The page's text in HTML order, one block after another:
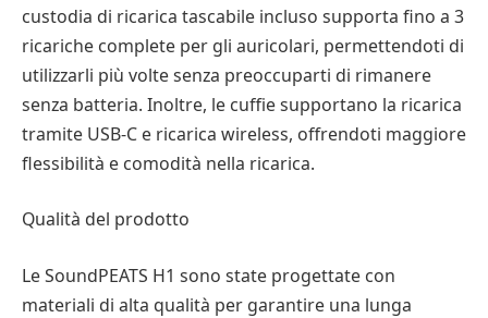
custodia di ricarica tascabile incluso supporta fino a 3
ricariche complete per gli auricolari, permettendoti di
utilizzarli più volte senza preoccuparti di rimanere
senza batteria. Inoltre, le cuffie supportano la ricarica
tramite USB-C e ricarica wireless, offrendoti maggiore
flessibilità e comodità nella ricarica.
Qualità del prodotto
Le SoundPEATS H1 sono state progettate con
materiali di alta qualità per garantire una lunga